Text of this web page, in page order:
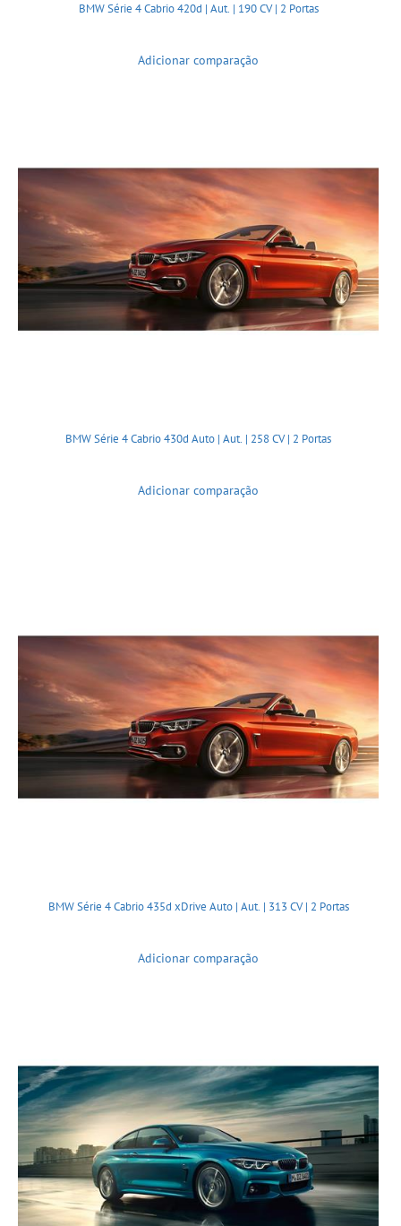
BMW Série 4 Cabrio 420d | Aut. | 190 CV | 2 Portas
Adicionar comparação
BMW Série 4 Cabrio 430d Auto | Aut. | 258 CV | 2 Portas
Adicionar comparação
BMW Série 4 Cabrio 435d xDrive Auto | Aut. | 313 CV | 2 Portas
Adicionar comparação